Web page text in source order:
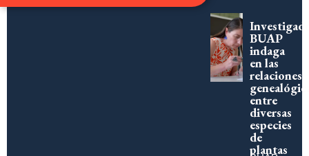
BUAP
indaga
en las
relaciones
entre
diversas
especies
de
plantas